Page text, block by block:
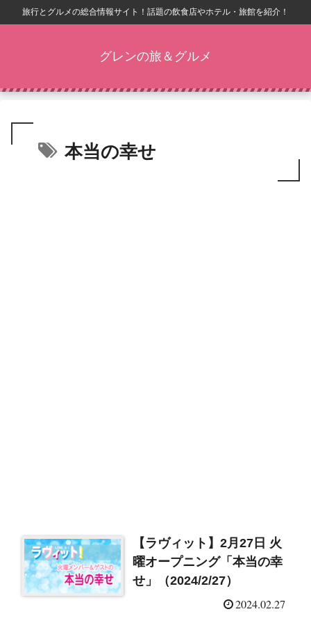
旅行とグルメの総合情報サイト！話題の飲食店やホテル・旅館を紹介！
グレンの旅＆グルメ
本当の幸せ
【ラヴィット】2月27日 火
曜オープニング「本当の幸
せ」（2024/2/27）
2024.02.27